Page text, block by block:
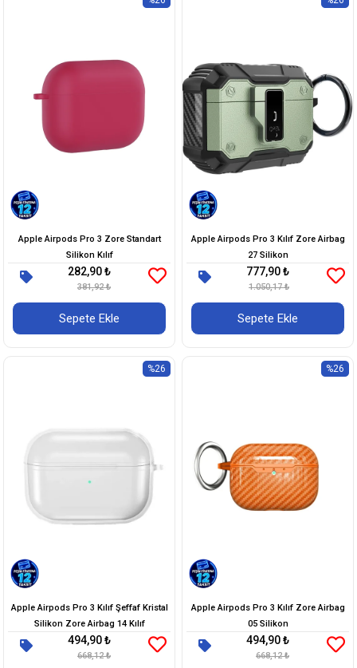
Apple Airpods Pro 3 Zore Standart
Silikon Kılıf
282,90 ₺
381,92 ₺
Sepete Ekle
Apple Airpods Pro 3 Kılıf Zore Airbag
27 Silikon
777,90 ₺
1.050,17 ₺
Sepete Ekle
Apple Airpods Pro 3 Kılıf Şeffaf Kristal
Silikon Zore Airbag 14 Kılıf
494,90 ₺
668,12 ₺
%26
Apple Airpods Pro 3 Kılıf Zore Airbag
05 Silikon
494,90 ₺
668,12 ₺
%26